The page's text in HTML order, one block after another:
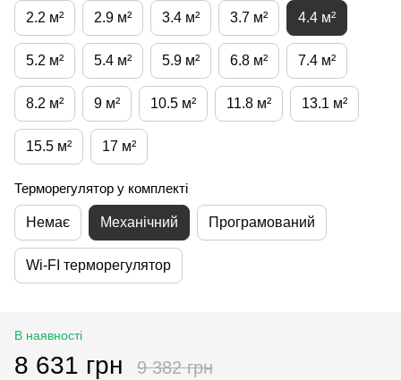
2.2 м² 2.9 м² 3.4 м² 3.7 м² 4.4 м²
5.2 м² 5.4 м² 5.9 м² 6.8 м² 7.4 м²
8.2 м² 9 м² 10.5 м² 11.8 м² 13.1 м²
15.5 м² 17 м²
Терморегулятор у комплекті
Немає Механічний Програмований
Wi-FI терморегулятор
В наявності
8 631 грн 9 382 грн